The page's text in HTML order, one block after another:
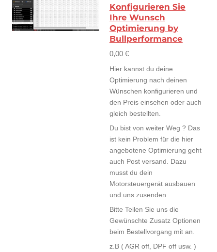
Konfigurieren Sie
Ihre Wunsch
Optimierung by
Bullperformance
0,00 €
Hier kannst du deine
Optimierung nach deinen
Wünschen konfigurieren und
den Preis einsehen oder auch
gleich bestellten.
Du bist von weiter Weg ? Das
ist kein Problem für die hier
angebotene Optimierung geht
auch Post versand. Dazu
musst du dein
Motorsteuergerät ausbauen
und uns zusenden.
Bitte Teilen Sie uns die
Gewünschte Zusatz Optionen
beim Bestellvorgang mit an.
z.B ( AGR off, DPF off usw. )